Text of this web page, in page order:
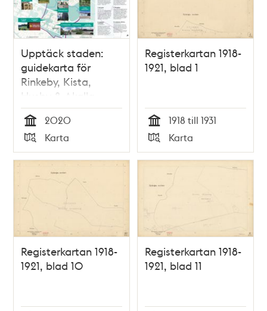
Upptäck staden:
guidekarta för
Rinkeby, Kista,
Husby & Akalla
Tid
2020
Typ
Karta
Registerkartan 1918-
1921, blad 1
Tid
1918 till 1931
Typ
Karta
Registerkartan 1918-
1921, blad 10
Registerkartan 1918-
1921, blad 11